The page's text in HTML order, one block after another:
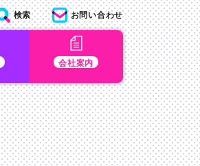
会社案内
検索 お問い合わせ